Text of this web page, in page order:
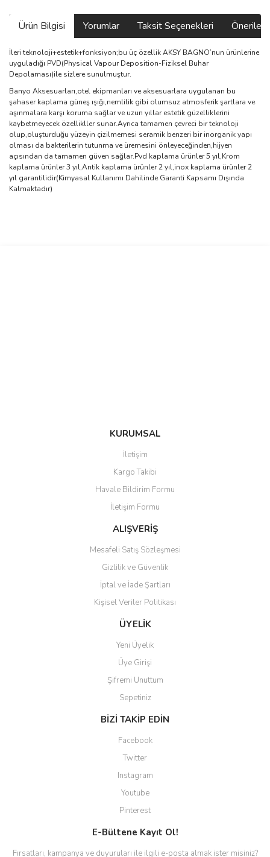
Ürün Bilgisi Yorumlar Taksit Seçenekleri
İleri teknoloji+estetik+fonksiyon;bu üç özellik AKSY BAGNO’nun ürünlerine
uyguladığı PVD(Physical Vapour Deposition-Fiziksel Buhar
Depolaması)ile sizlere sunulmuştur.
Banyo Aksesuarları,otel ekipmanları ve aksesuarlara uygulanan bu
şahaser kaplama güneş ışığı,nemlilik gibi olumsuz atmosferik şartlara ve
aşınmalara karşı koruma sağlar ve uzun yıllar estetik güzelliklerini
kaybetmeyecek özellikller sunar.Ayrıca tamamen çevreci bir teknoloji
olup,oluşturduğu yüzeyin çizilmemesi seramik benzeri bir inorganik yapı
olması da bakterilerin tutunma ve üremesini önleyeceğinden,hijyen
açısından da tamamen güven sağlar.Pvd kaplama ürünler 5 yıl,Krom
kaplama ürünler 3 yıl,Antik kaplama ürünler 2 yıl,inox kaplama ürünler 2
yıl garantilidir(Kimyasal Kullanımı Dahilinde Garanti Kapsamı Dışında
Kalmaktadır)
Gönder
KURUMSAL
İletişim
Kargo Takibi
Havale Bildirim Formu
İletişim Formu
ALIŞVERİŞ
Mesafeli Satış Sözleşmesi
Gizlilik ve Güvenlik
İptal ve İade Şartları
Kişisel Veriler Politikası
ÜYELİK
Yeni Üyelik
Üye Girişi
Şifremi Unuttum
Sepetiniz
BİZİ TAKİP EDİN
Facebook
Twitter
Instagram
Youtube
Pinterest
E-Bültene Kayıt Ol!
Fırsatları, kampanya ve duyuruları ile ilgili e-posta almak ister misiniz?